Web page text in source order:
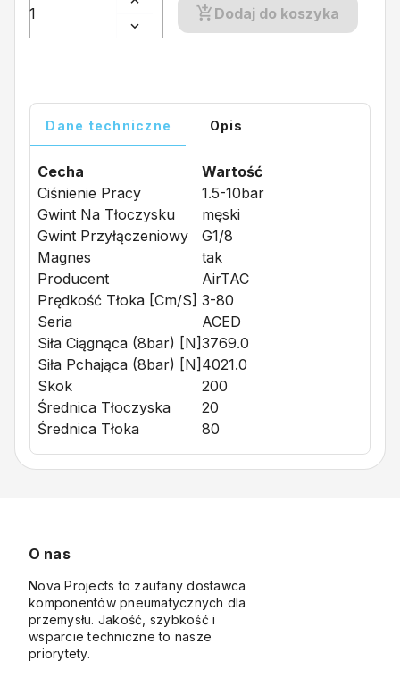
Dodaj do koszyka
Dane techniczne Opis
Cecha
Wartość
Ciśnienie Pracy
1.5-10bar
Gwint Na Tłoczysku
męski
Gwint Przyłączeniowy
G1/8
Magnes
tak
Producent
AirTAC
Prędkość Tłoka [cm/s] 3-80
Seria
ACED
Siła Ciągnąca (8bar) [N]3769.0
Siła Pchająca (8bar) [N] 4021.0
Skok
200
Średnica Tłoczyska
20
Średnica Tłoka
80
O nas
Nova Projects to zaufany dostawca
komponentów pneumatycznych dla
przemysłu. Jakość, szybkość i
wsparcie techniczne to nasze
priorytety.